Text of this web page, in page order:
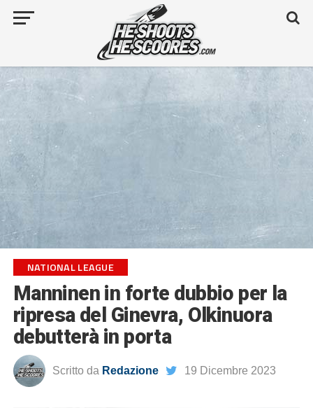
NATIONAL LEAGUE
Manninen in forte dubbio per la
ripresa del Ginevra, Olkinuora
debutterà in porta
Scritto da Redazione 19 Dicembre 2023